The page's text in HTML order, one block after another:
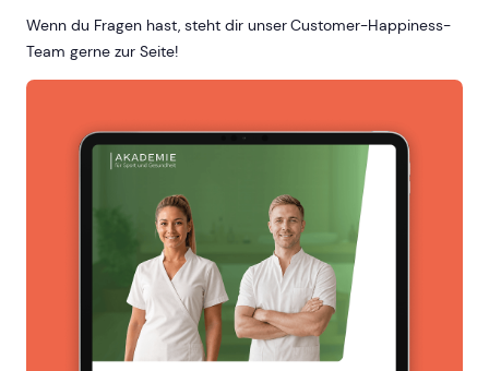
Wenn du Fragen hast, steht dir unser Customer-Happiness-
Team gerne zur Seite!